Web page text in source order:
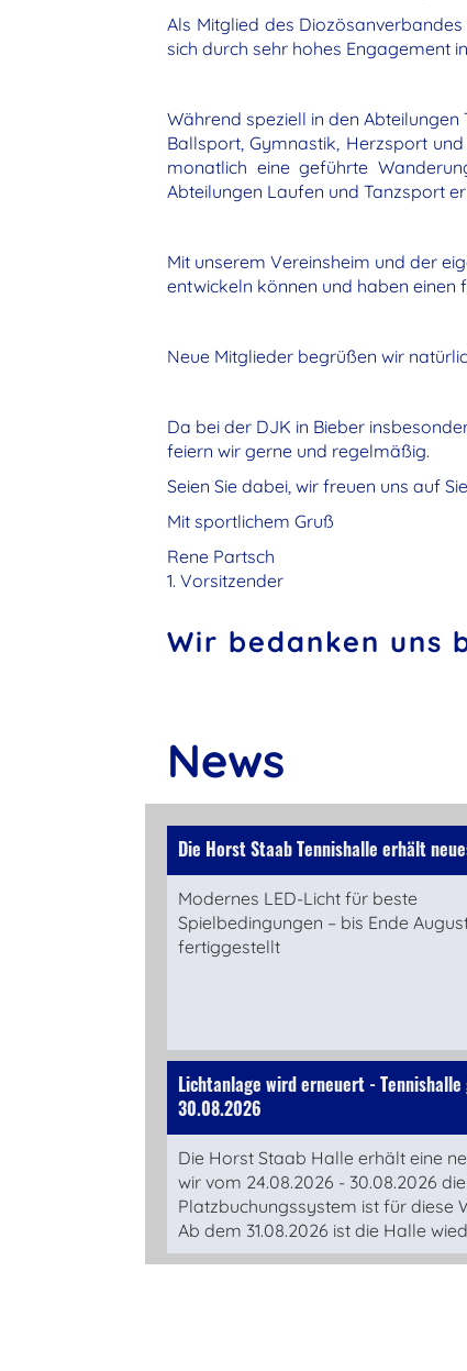
Als Mitglied des
sich durch sehr hohes Engagement
Während speziell in den
Ballsport, Gymnastik, Herzsport
monatlich eine geführte
Abteilungen Laufen und Tanzsport
Mit unserem Vereinsheim und der
entwickeln können und haben einen
Neue Mitglieder begrüßen wir
Da bei der DJK in Bieber
feiern wir gerne und regelmäßig.
Seien Sie dabei, wir freuen uns auf
Mit sportlichem Gruß
Rene Partsch
1. Vorsitzender
Wir bedanken uns
News
Die Horst Staab Tennishalle erhält
Modernes LED-Licht für beste
Spielbedingungen – bis Ende
fertiggestellt
Lichtanlage wird erneuert -
30.08.2026
Die Horst Staab Halle erhält eine
wir vom 24.08.2026 - 30.08.2026
Platzbuchungssystem ist für diese
Ab dem 31.08.2026 ist die Halle